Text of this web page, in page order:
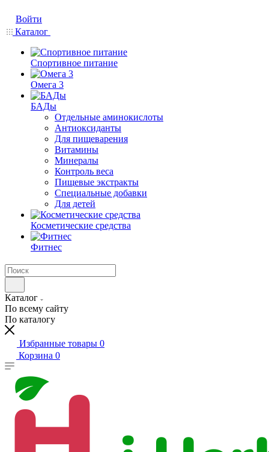
Войти
Каталог
Спортивное питание
Омега 3
БАДы
Отдельные аминокислоты
Антиоксиданты
Для пищеварения
Витамины
Минералы
Контроль веса
Пищевые экстракты
Специальные добавки
Для детей
Косметические средства
Фитнес
Каталог
По всему сайту
По каталогу
Избранные товары 0
Корзина 0